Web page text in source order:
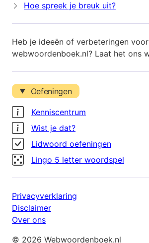
Hoe spreek je breuk uit?
Heb je ideeën of verbeteringen voor
webwoordenboek.nl? Laat het ons
Oefeningen
Kenniscentrum
Wist je dat?
Lidwoord oefeningen
Lingo 5 letter woordspel
Privacyverklaring
Disclaimer
Over ons
© 2026 Webwoordenboek.nl